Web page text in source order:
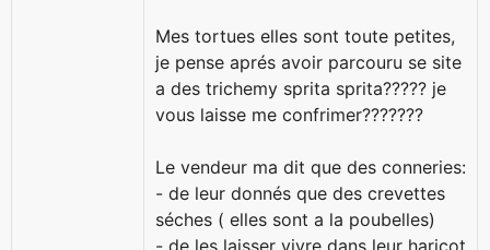
Mes tortues elles sont toute petites,
je pense aprés avoir parcouru se site
a des trichemy sprita sprita????? je
vous laisse me confrimer???????
Le vendeur ma dit que des conneries:
- de leur donnés que des crevettes
séches ( elles sont a la poubelles)
- de les laisser vivre dans leur haricot